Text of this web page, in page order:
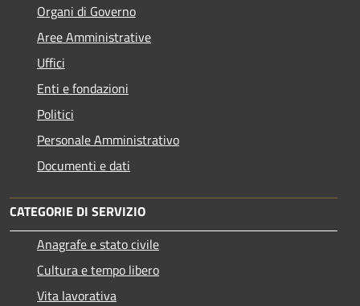
Organi di Governo
Aree Amministrative
Uffici
Enti e fondazioni
Politici
Personale Amministrativo
Documenti e dati
CATEGORIE DI SERVIZIO
Anagrafe e stato civile
Cultura e tempo libero
Vita lavorativa